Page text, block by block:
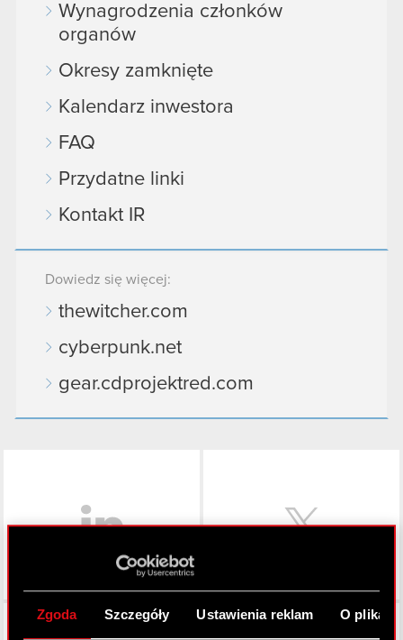
Zgoda Szczegóły Ustawienia reklam O
Wynagrodzenia członków
organów
Okresy zamknięte
Kalendarz inwestora
FAQ
Przydatne linki
Kontakt IR
Dowiedz się więcej:
thewitcher.com
cyberpunk.net
gear.cdprojektred.com
Facebook